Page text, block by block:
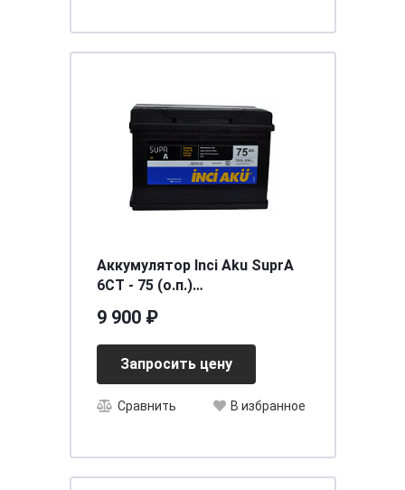
Аккумулятор Inci Aku SuprA
6СТ - 75 (о.п.)
9 900 ₽
Запросить цену
Сравнить В избранное